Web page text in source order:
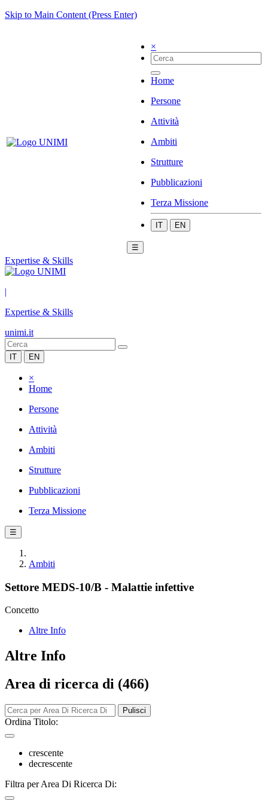
Skip to Main Content (Press Enter)
×
Home
Persone
Attività
Ambiti
Strutture
Pubblicazioni
Terza Missione
IT EN
☰
Expertise & Skills
|
Expertise & Skills
unimi.it
IT EN
×
Home
Persone
Attività
Ambiti
Strutture
Pubblicazioni
Terza Missione
☰
Ambiti
Settore MEDS-10/B - Malattie infettive
Concetto
Altre Info
Altre Info
Area di ricerca di (466)
Pulisci
Ordina Titolo:
crescente
decrescente
Filtra per Area Di Ricerca Di: